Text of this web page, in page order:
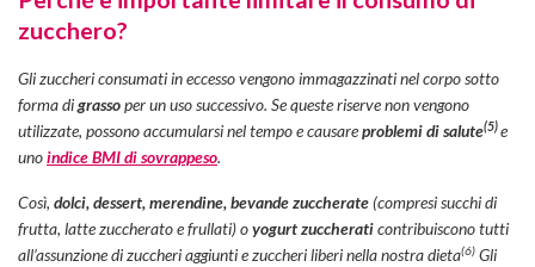
zucchero?
Gli zuccheri consumati in eccesso vengono immagazzinati nel corpo sotto
forma digrassoper un uso successivo. Se queste riserve non vengono
utilizzate, possono accumularsi nel tempo e causareproblemi di salute(5)e
unoindice BMI di sovrappeso.
Così, dolci, dessert, merendine, bevande zuccherate(compresi succhi di
frutta, latte zuccherato e frullati) oyogurt zuccheraticontribuiscono tutti
all’assunzione di zuccheri aggiunti e zuccheri liberi nella nostra dieta(6) Gli